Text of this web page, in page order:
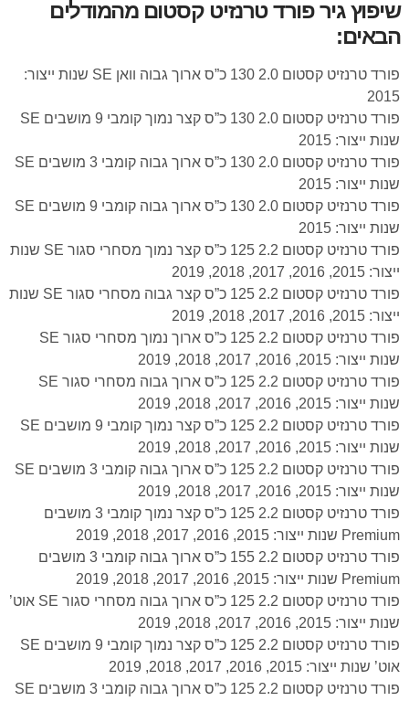
שיפוץ גיר פורד טרנזיט קסטום מהמודלים
הבאים:
פורד טרנזיט קסטום 2.0 130 כ”ס ארוך גבוה וואן SE שנות ייצור:
2015
פורד טרנזיט קסטום 2.0 130 כ”ס קצר נמוך קומבי 9 מושבים SE
שנות ייצור: 2015
פורד טרנזיט קסטום 2.0 130 כ”ס ארוך גבוה קומבי 3 מושבים SE
שנות ייצור: 2015
פורד טרנזיט קסטום 2.0 130 כ”ס ארוך גבוה קומבי 9 מושבים SE
שנות ייצור: 2015
פורד טרנזיט קסטום 2.2 125 כ”ס קצר נמוך מסחרי סגור SE שנות
ייצור: 2015, 2016, 2017, 2018, 2019
פורד טרנזיט קסטום 2.2 125 כ”ס קצר גבוה מסחרי סגור SE שנות
ייצור: 2015, 2016, 2017, 2018, 2019
פורד טרנזיט קסטום 2.2 125 כ”ס ארוך נמוך מסחרי סגור SE
שנות ייצור: 2015, 2016, 2017, 2018, 2019
פורד טרנזיט קסטום 2.2 125 כ”ס ארוך גבוה מסחרי סגור SE
שנות ייצור: 2015, 2016, 2017, 2018, 2019
פורד טרנזיט קסטום 2.2 125 כ”ס קצר נמוך קומבי 9 מושבים SE
שנות ייצור: 2015, 2016, 2017, 2018, 2019
פורד טרנזיט קסטום 2.2 125 כ”ס ארוך גבוה קומבי 3 מושבים SE
שנות ייצור: 2015, 2016, 2017, 2018, 2019
פורד טרנזיט קסטום 2.2 125 כ”ס קצר נמוך קומבי 3 מושבים
Premium שנות ייצור: 2015, 2016, 2017, 2018, 2019
פורד טרנזיט קסטום 2.2 155 כ”ס ארוך גבוה קומבי 3 מושבים
Premium שנות ייצור: 2015, 2016, 2017, 2018, 2019
פורד טרנזיט קסטום 2.2 125 כ”ס ארוך גבוה מסחרי סגור SE אוט’
שנות ייצור: 2015, 2016, 2017, 2018, 2019
פורד טרנזיט קסטום 2.2 125 כ”ס קצר נמוך קומבי 9 מושבים SE
אוט’ שנות ייצור: 2015, 2016, 2017, 2018, 2019
פורד טרנזיט קסטום 2.2 125 כ”ס ארוך גבוה קומבי 3 מושבים SE